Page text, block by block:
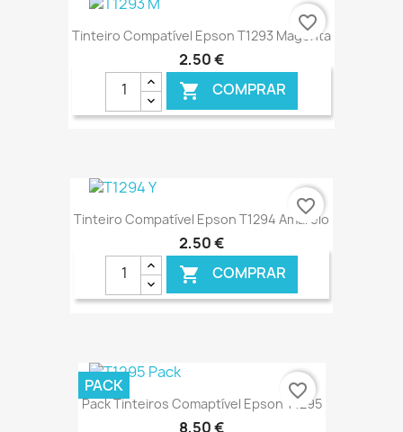
Tinteiro Compatível Epson T1293 Magenta
2,50 €
 COMPRAR
€ ONLINE
favorite_border
Tinteiro Compatível Epson T1294 Amarelo
2,50 €
 COMPRAR
€ ONLINE
favorite_border
Pack Tinteiros Comaptível Epson T1295
8,50 €
PACK favorite_border